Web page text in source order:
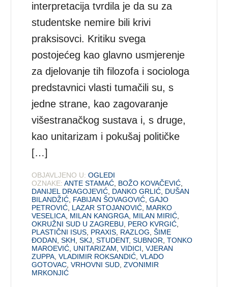
interpretacija tvrdila je da su za
studentske nemire bili krivi
praksisovci. Kritiku svega
postojećeg kao glavno usmjerenje
za djelovanje tih filozofa i sociologa
predstavnici vlasti tumačili su, s
jedne strane, kao zagovaranje
višestranačkog sustava i, s druge,
kao unitarizam i pokušaj političke
[…]
OBJAVLJENO U: OGLEDI
OZNAKE: ANTE STAMAĆ, BOŽO KOVAČEVIĆ,
DANIJEL DRAGOJEVIĆ, DANKO GRLIĆ, DUŠAN
BILANDŽIĆ, FABIJAN ŠOVAGOVIĆ,GAJO
PETROVIĆ, LAZAR STOJANOVIĆ, MARKO
VESELICA, MILAN KANGRGA, MILAN MIRIĆ,
OKRUŽNI SUD U ZAGREBU, PERO KVRGIĆ,
PLASTIČNI ISUS, PRAXIS, RAZLOG,ŠIME
ĐODAN,SKH,SKJ,STUDENT,SUBNOR,TONKO
MAROEVIĆ, UNITARIZAM,VIDICI,VJERAN
ZUPPA,VLADIMIR ROKSANDIĆ,VLADO
GOTOVAC,VRHOVNI SUD,ZVONIMIR
MRKONJIĆ